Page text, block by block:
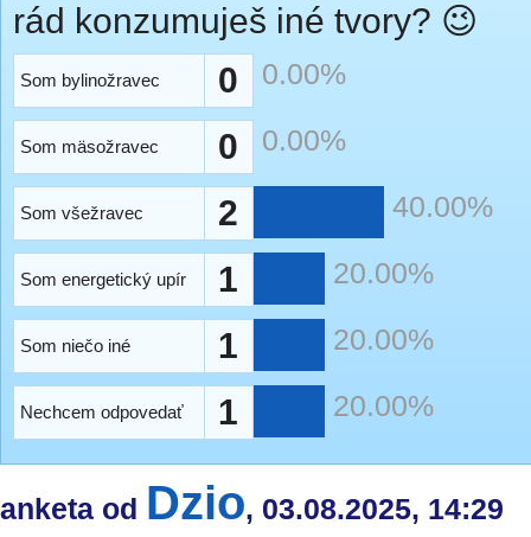
rád konzumuješ iné tvory? 😉
Som bylinožravec 0 0.00%
Som mäsožravec 0 0.00%
Som všežravec 2 40.00%
Som energetický upír 1 20.00%
Som niečo iné 1 20.00%
Nechcem odpovedať 1 20.00%
anketa od Dzio, 03.08.2025, 14:29